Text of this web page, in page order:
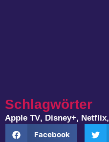
Schlagwörter
Apple TV, Disney+, Netflix,
Facebook